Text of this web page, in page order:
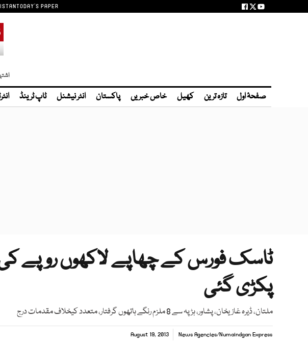
TODAY'S PAPER
صفحۂ اول تازہ ترین کھیل خاص خبریں پاکستان انٹر نیشنل ٹاپ ٹرینڈ
ٹاسک فورس کے چھاپے لاکھوں روپے
پکڑی گئی
ملتان، ڈیرہ غازیخان، پشاور، ہڑپہ سے 8 ملزم رنگے ہاتھوں گرفتار، متعدد کیخلاف مقدمات درج
News Agencies/Numaindgan Express
August 19, 2013